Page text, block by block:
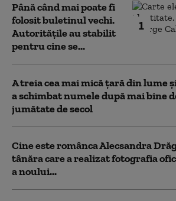
1
Până când mai poate fi
folosit buletinul vechi.
Autoritățile au stabilit
pentru cine se...
A treia cea mai mică țară din lume
a schimbat numele după mai bine
jumătate de secol
Cine este românca Alecsandra
tânăra care a realizat fotografia
a noului...